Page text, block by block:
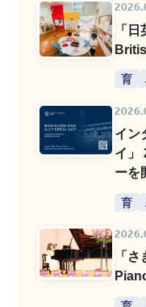
「
育
イン
イ」
ーを
育
「